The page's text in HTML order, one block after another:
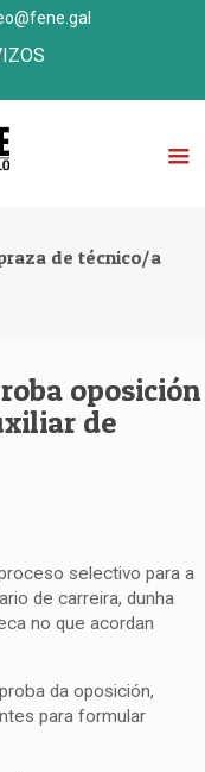
de técnico/a
oposición
de
selectivo para a
de carreira, dunha
no que acordan
da oposición,
para formular